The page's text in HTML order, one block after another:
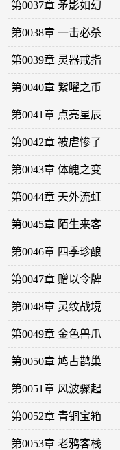
第0037章 矛影如幻
第0038章 一击必杀
第0039章 灵器戒指
第0040章 紫曜之币
第0041章 点亮星辰
第0042章 被虐惨了
第0043章 体魄之变
第0044章 天外流虹
第0045章 陌生来客
第0046章 四季珍酿
第0047章 赠以令牌
第0048章 灵纹战境
第0049章 金色兽爪
第0050章 鸠占鹊巢
第0051章 风波骤起
第0052章 青铜宝箱
第0053章 老鸦客栈